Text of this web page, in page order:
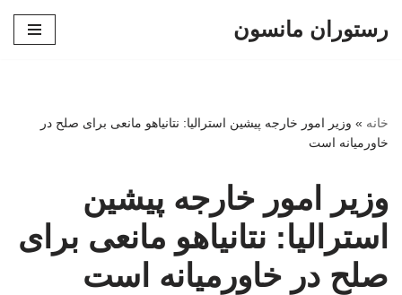
رستوران مانسون
خانه » وزیر امور خارجه پیشین استرالیا: نتانیاهو مانعی برای صلح در
خاورمیانه است
وزیر امور خارجه پیشین
استرالیا: نتانیاهو مانعی برای
صلح در خاورمیانه است